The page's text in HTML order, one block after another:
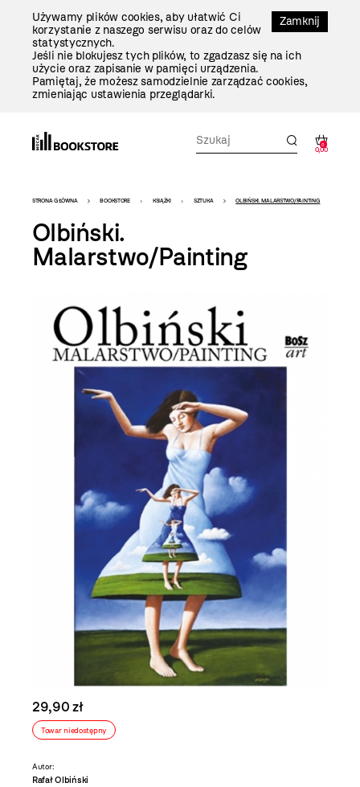
Zamknij
Używamy plików cookies, aby ułatwić Ci
korzystanie z naszego serwisu oraz do celów
statystycznych.
Jeśli nie blokujesz tych plików, to zgadzasz się na ich
użycie oraz zapisanie w pamięci urządzenia.
Pamiętaj, że możesz samodzielnie zarządzać cookies,
zmieniając ustawienia przeglądarki.
0
0,00
Bookstore
-
szablon
szczegóły
STRONA GŁÓWNA BOOKSTORE KSIĄŻKI SZTUKA OLBIŃSKI. MALARSTWO/PAINTING
Olbiński.
Malarstwo/Painting
29,90 zł
Towar niedostępny
Autor:
Rafał Olbiński